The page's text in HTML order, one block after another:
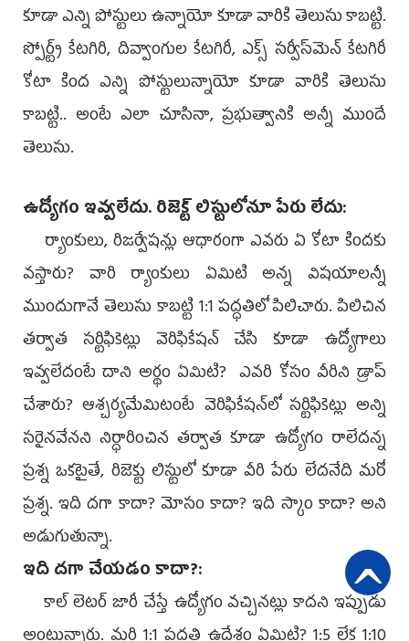
కూడా ఎన్ని పోస్టులు ఉన్నాయో కూడా వారికి తెలుసు కాబట్టి.
స్పోర్ట్స్‌ కేటగిరి, దివ్వాంగుల కేటగిరీ, ఎక్స్‌ సర్వీస్‌మెన్‌ కేటగిరీ
కోటా కింద ఎన్ని పోస్టులున్నాయో కూడా వారికి తెలుసు
కాబట్టి.. అంటే ఎలా చూసినా, ప్రభుత్వానికి అన్నీ ముందే
తెలుసు.
ఉద్యోగం ఇవ్వలేదు. రిజెక్ట్‌ లిస్టులోనూ పేరు లేదు:
ర్యాంకులు, రిజర్వేషన్లు ఆధారంగా ఎవరు ఏ కోటా కిందకు
వస్తారు? వారి ర్యాంకులు ఏమిటి అన్న విషయాలన్నీ
ముందుగానే తెలుసు కాబట్టి 1:1 పద్ధతిలో పిలిచారు. పిలిచిన
తర్వాత సర్టిఫికెట్లు వెరిఫికేషన్‌ చేసి కూడా ఉద్యోగాలు
ఇవ్వలేదంటే దాని అర్థం ఏమిటి? ఎవరి కోసం వీరిని డ్రాప్‌
చేశారు? ఆశ్చర్యమేమిటంటే వెరిఫికేషన్‌లో సర్టిఫికెట్లు అన్ని
సరైనవేనని నిర్ధారించిన తర్వాత కూడా ఉద్యోగం రాలేదన్న
ప్రశ్న ఒకటైతే, రిజెక్టు లిస్టులో కూడా వీరి పేరు లేదనేది మరో
ప్రశ్న. ఇది దగా కాదా? మోసం కాదా? ఇది స్కాం కాదా? అని
అడుగుతున్నా.
ఇది దగా చేయడం కాదా?:
కాల్‌ లెటర్‌ జారీ చేస్తే ఉద్యోగం వచ్చినట్లు కాదని ఇప్పుడు